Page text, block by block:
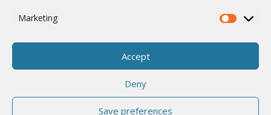
Marketing Marketing
Accept
Deny
Save preferences
Ostatní